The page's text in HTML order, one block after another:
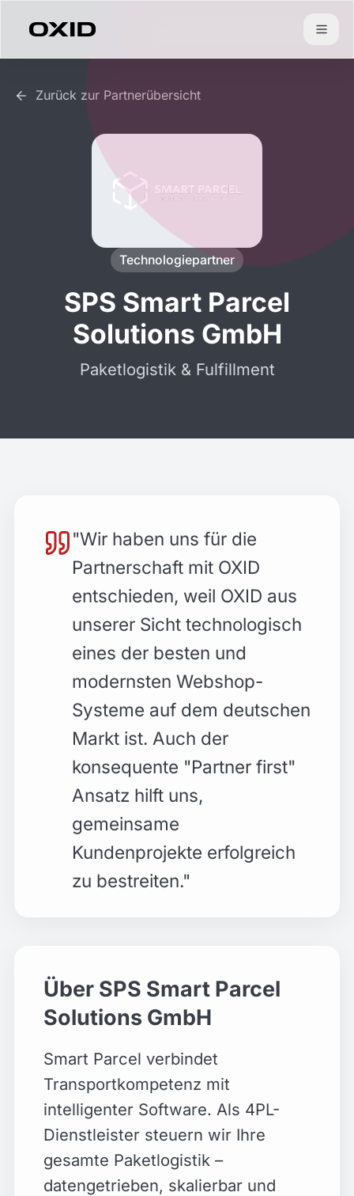
Zurück zur Partnerübersicht
Technologiepartner
SPS Smart Parcel
Solutions GmbH
Paketlogistik & Fulfillment
"Wir haben uns für die
Partnerschaft mit OXID
entschieden, weil OXID aus
unserer Sicht technologisch
eines der besten und
modernsten Webshop-
Systeme auf dem deutschen
Markt ist. Auch der
konsequente "Partner first"
Ansatz hilft uns,
gemeinsame
Kundenprojekte erfolgreich
zu bestreiten."
Über SPS Smart Parcel
Solutions GmbH
Smart Parcel verbindet
Transportkompetenz mit
intelligenter Software. Als 4PL-
Dienstleister steuern wir Ihre
gesamte Paketlogistik –
datengetrieben, skalierbar und